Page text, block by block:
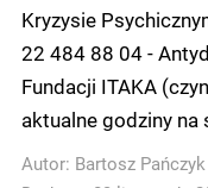
Kryzysie
22 484 88 04 -
Fundacji ITAKA
aktualne godziny
Autor: Bartosz Pańczyk